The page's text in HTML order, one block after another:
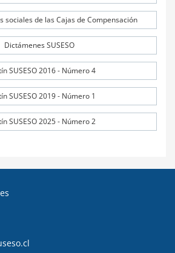
sociales de las Cajas de Compensación
Dictámenes SUSESO
SUSESO 2016 - Número 4
SUSESO 2019 - Número 1
SUSESO 2025 - Número 2